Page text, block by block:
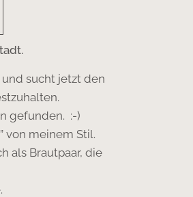
sucht jetzt den
gefunden. :-)
von meinem Stil.
als Brautpaar, die